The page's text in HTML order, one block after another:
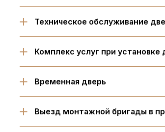
Техническое обслуживание
Комплекс услуг при
Временная дверь
Выезд монтажной бригады в